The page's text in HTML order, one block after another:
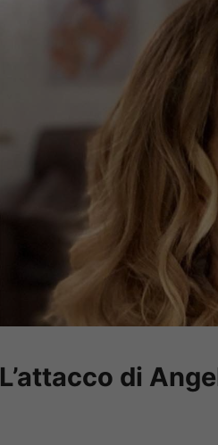
L’attacco di